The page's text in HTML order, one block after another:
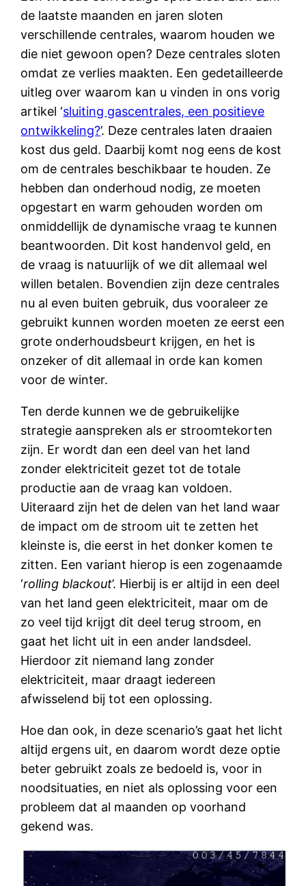
de laatste maanden en jaren sloten
verschillende centrales, waarom houden we
die niet gewoon open? Deze centrales sloten
omdat ze verlies maakten. Een gedetailleerde
uitleg over waarom kan u vinden in ons vorig
artikel ‘sluiting gascentrales, een positieve
ontwikkeling?’. Deze centrales laten draaien
kost dus geld. Daarbij komt nog eens de kost
om de centrales beschikbaar te houden. Ze
hebben dan onderhoud nodig, ze moeten
opgestart en warm gehouden worden om
onmiddellijk de dynamische vraag te kunnen
beantwoorden. Dit kost handenvol geld, en
de vraag is natuurlijk of we dit allemaal wel
willen betalen. Bovendien zijn deze centrales
nu al even buiten gebruik, dus vooraleer ze
gebruikt kunnen worden moeten ze eerst een
grote onderhoudsbeurt krijgen, en het is
onzeker of dit allemaal in orde kan komen
voor de winter.
Ten derde kunnen we de gebruikelijke
strategie aanspreken als er stroomtekorten
zijn. Er wordt dan een deel van het land
zonder elektriciteit gezet tot de totale
productie aan de vraag kan voldoen.
Uiteraard zijn het de delen van het land waar
de impact om de stroom uit te zetten het
kleinste is, die eerst in het donker komen te
zitten. Een variant hierop is een zogenaamde
‘rolling blackout’. Hierbij is er altijd in een deel
van het land geen elektriciteit, maar om de
zo veel tijd krijgt dit deel terug stroom, en
gaat het licht uit in een ander landsdeel.
Hierdoor zit niemand lang zonder
elektriciteit, maar draagt iedereen
afwisselend bij tot een oplossing.
Hoe dan ook, in deze scenario’s gaat het licht
altijd ergens uit, en daarom wordt deze optie
beter gebruikt zoals ze bedoeld is, voor in
noodsituaties, en niet als oplossing voor een
probleem dat al maanden op voorhand
gekend was.